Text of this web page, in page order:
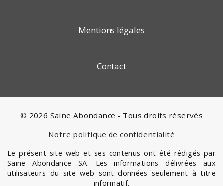
Mentions légales
Contact
© 2026 Saine Abondance - Tous droits réservés
Notre politique de confidentialité
Le présent site web et ses contenus ont été rédigés par
Saine Abondance SA. Les informations délivrées aux
utilisateurs du site web sont données seulement à titre
informatif.